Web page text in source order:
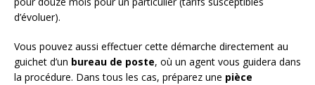
d’évoluer).
Vous pouvez aussi effectuer cette démarche directement au
guichet d’un bureau de poste, où un agent vous guidera dans
la procédure. Dans tous les cas, préparez une pièce